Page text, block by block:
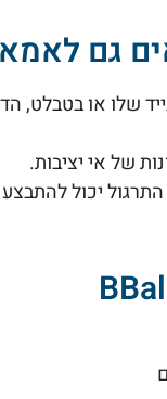
גם
שלו או בטבלט,
של אי יציבות.
יכול להתבצע